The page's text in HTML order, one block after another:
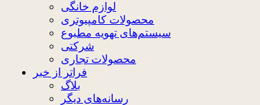
لوازم خانگی
محصولات کامپیوتری
سیستم‌های تهویه مطبوع
شرکتی
محصولات تجاری
فراتر از خبر
بلاگ
رسانه‌های دیگر